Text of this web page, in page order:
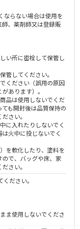
ならない場合は使用を
、薬剤師又は登録販
い所に密栓して保管し
管してください。
ください（誤用の原因
あります）。
品は使用しないでくだ
も開封後は品質保持の
さい。
に入れたりしないでく
火中に投じないでく
を軟化したり、塗料を
で、バッグや床、家
さい。
ださい。
ま使用しないでくださ